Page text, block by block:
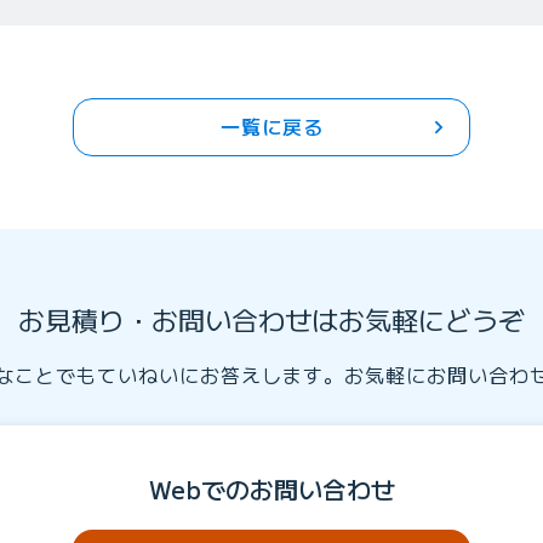
一覧に戻る
お見積り・お問い合わせはお気軽にどうぞ
ことでもていねいにお答えします。お気軽にお問い合わ
Webでのお問い合わせ